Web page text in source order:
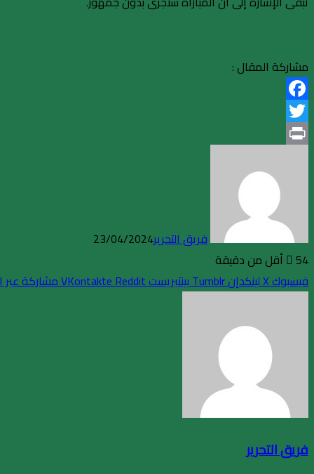
مشاركة المقال :
Facebook
Twitter
فريق التحرير23/04/2024
54
أقل من دقيقة
فيسبوكXلينكدإن بينتيريست مشاركة عبر
فريق التحرير